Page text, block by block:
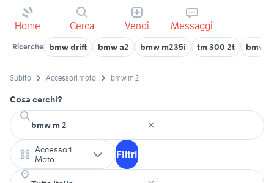
Home Cerca Vendi Messaggi
Ricerche bmw drift bmw a2 bmw m235i tm 300 2t bmw
Subito Accessori moto bmw m 2
Cosa cerchi?
Accessori
Moto
Filtri